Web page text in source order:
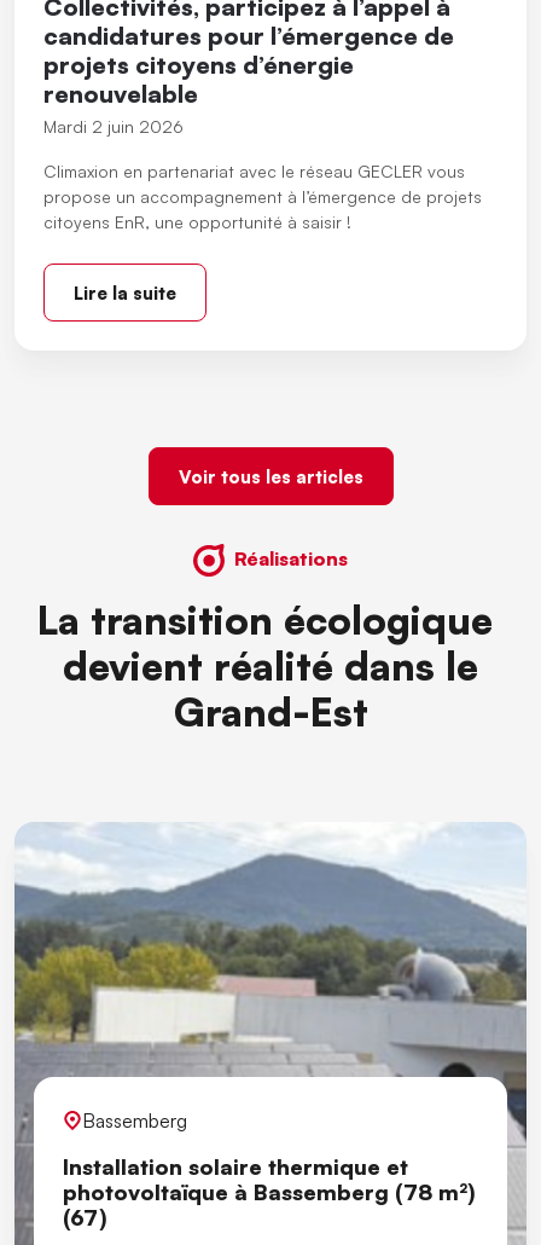
Collectivités, participez à l’appel à
candidatures pour l’émergence de
projets citoyens d’énergie
renouvelable
Mardi 2 juin 2026
Climaxion en partenariat avec le réseau GECLER vous
propose un accompagnement à l’émergence de projets
citoyens EnR, une opportunité à saisir !
Lire la suite
Voir tous les articles
Réalisations
La transition écologique
devient réalité dans le
Grand-Est
Bassemberg
Installation solaire thermique et
photovoltaïque à Bassemberg (78 m²)
(67)